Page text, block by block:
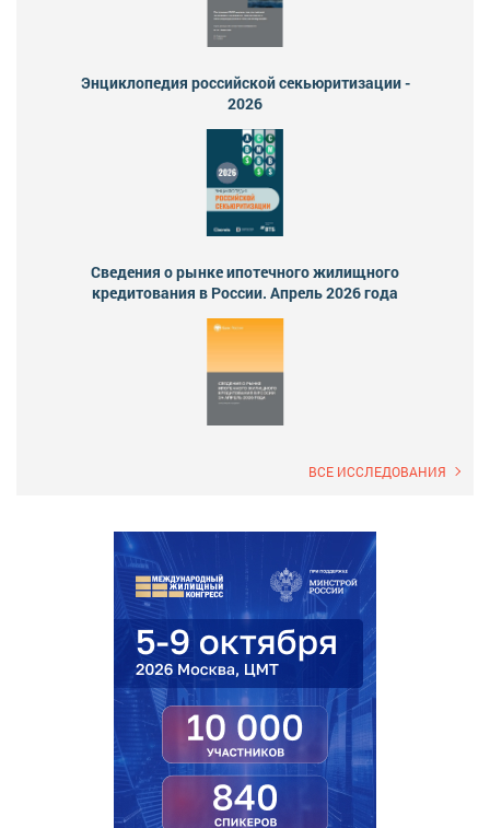
Энциклопедия российской секьюритизации -
2026
Сведения о рынке ипотечного жилищного
кредитования в России. Апрель 2026 года
ВСЕ ИССЛЕДОВАНИЯ